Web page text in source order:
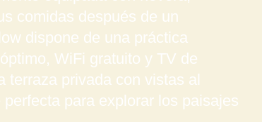
comidas después de un
dispone de una práctica
WiFi gratuito y TV de
terraza privada con vistas al
para explorar los paisajes